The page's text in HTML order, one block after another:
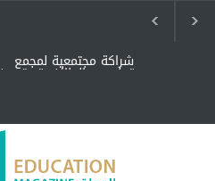
شراكة مجتمعية لمجمع
تعليمي بالطائف تستهدف